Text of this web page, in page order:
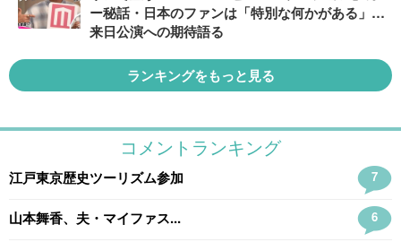
ー秘話・日本のファンは「特別な何かがある」…
来日公演への期待語る
ランキングをもっと見る